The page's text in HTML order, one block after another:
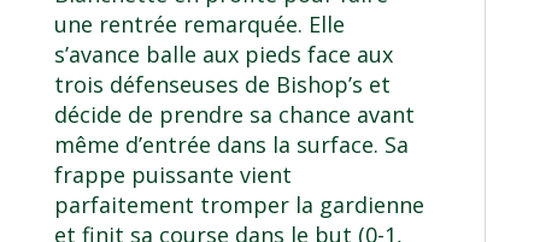
une rentrée remarquée. Elle
s’avance balle aux pieds face aux
trois défenseuses de Bishop’s et
décide de prendre sa chance avant
même d’entrée dans la surface. Sa
frappe puissante vient
parfaitement tromper la gardienne
et finit sa course dans le but (0-1,